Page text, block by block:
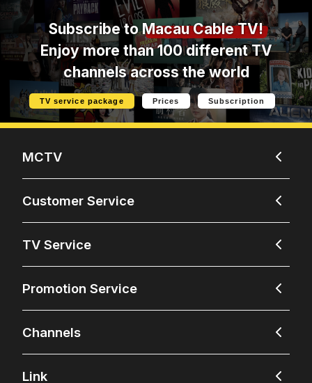
Subscribe toMacau Cable TV!
Enjoy more than 100 different TV
channels across the world
TV service package Prices Subscription
MCTV
Customer Service
TV Service
Promotion Service
Channels
Link